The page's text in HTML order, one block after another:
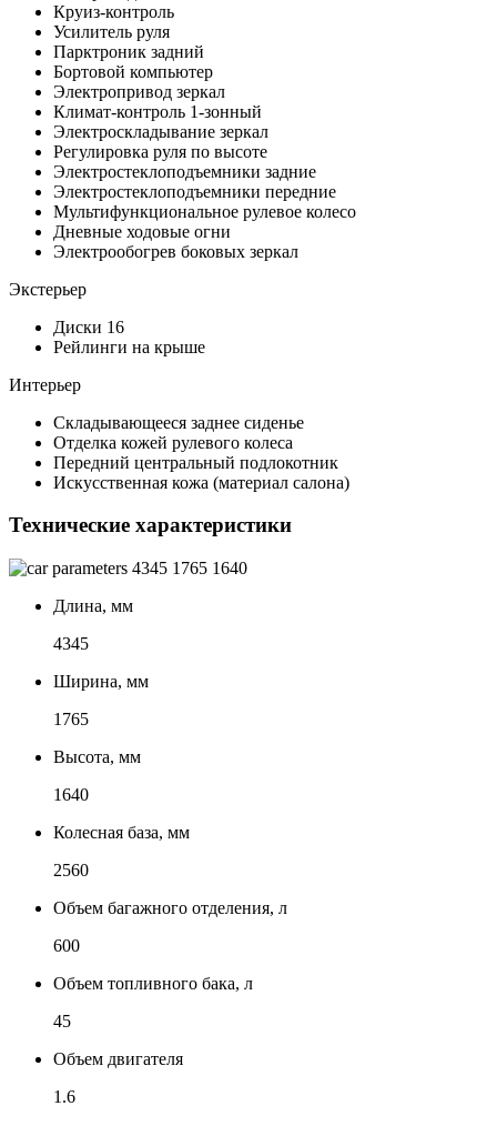
Круиз-контроль
Усилитель руля
Парктроник задний
Бортовой компьютер
Электропривод зеркал
Климат-контроль 1-зонный
Электроскладывание зеркал
Регулировка руля по высоте
Электростеклоподъемники задние
Электростеклоподъемники передние
Мультифункциональное рулевое колесо
Дневные ходовые огни
Электрообогрев боковых зеркал
Экстерьер
Диски 16
Рейлинги на крыше
Интерьер
Складывающееся заднее сиденье
Отделка кожей рулевого колеса
Передний центральный подлокотник
Искусственная кожа (материал салона)
Технические характеристики
4345 1765 1640
Длина, мм
4345
Ширина, мм
1765
Высота, мм
1640
Колесная база, мм
2560
Объем багажного отделения, л
600
Объем топливного бака, л
45
Объем двигателя
1.6